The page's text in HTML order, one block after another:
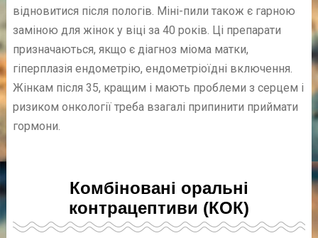
відновитися після пологів. Міні-пили також є гарною
заміною для жінок у віці за 40 років. Ці препарати
призначаються, якщо є діагноз міома матки,
гіперплазія ендометрію, ендометріоїдні включення.
Жінкам після 35, кращим і мають проблеми з серцем і
ризиком онкології треба взагалі припинити приймати
гормони.
Комбіновані оральні
контрацептиви (КОК)